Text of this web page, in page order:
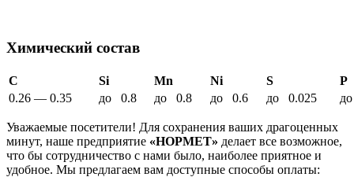
Химический состав
C Si Mn Ni S
P
0.26 — 0.35
до 0.8 до 0.8 до 0.6 до 0.025
Уважаемые посетители! Для сохранения ваших драгоценных
минут, наше предприятие «НОРМЕТ» делает все возможное,
что бы сотрудничество с нами было, наиболее приятное и
удобное. Мы предлагаем вам доступные способы оплаты: